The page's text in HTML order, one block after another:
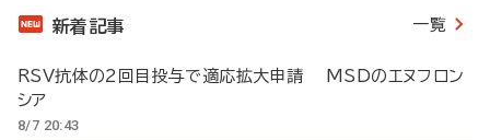
新着記事 一覧
RSV抗体の2回目投与で適応拡大申請 MSDのエヌフロン
シア
8/7 20:43